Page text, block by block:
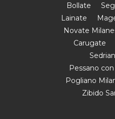
Bollate
Lainate
Novate
Carugate
Pessano
Pogliano
Zibido